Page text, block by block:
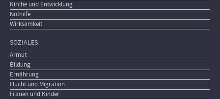
Kirche und Entwicklung
Nothilfe
Wirksamkeit
SOZIALES
Armut
Bildung
Ernährung
Flucht und Migration
Frauen und Kinder